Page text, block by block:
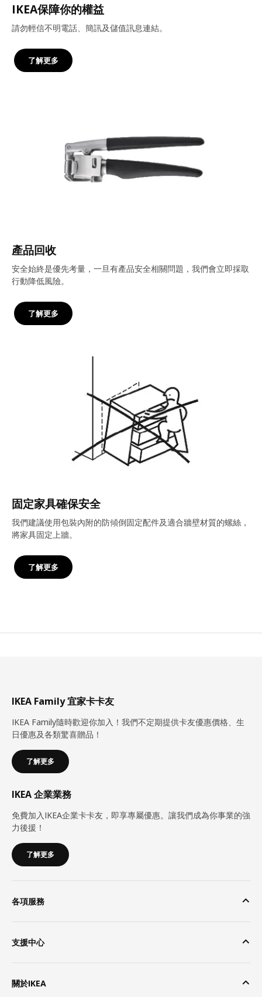
IKEA保障你的權益
請勿輕信不明電話、簡訊及儲值訊息連結。
了解更多
產品回收
安全始終是優先考量，一旦有產品安全相關問題，我們會立即採取
行動降低風險。
了解更多
固定家具確保安全
我們建議使用包裝內附的防傾倒固定配件及適合牆壁材質的螺絲，
將家具固定上牆。
了解更多
IKEA Family 宜家卡卡友
IKEA Family隨時歡迎你加入！我們不定期提供卡友優惠價格、生
日優惠及各類驚喜贈品！
了解更多
IKEA 企業業務
免費加入IKEA企業卡卡友，即享專屬優惠。讓我們成為你事業的強
力後援！
了解更多
各項服務
支援中心
關於IKEA